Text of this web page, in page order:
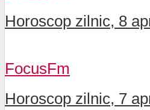
Horoscop zilnic, 8
FocusFm
Horoscop zilnic, 7